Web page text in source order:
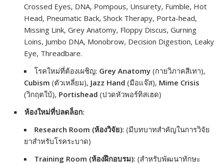
Crossed Eyes, DNA, Pompous, Unsurety, Fumble, Hot
Head, Pneumatic Back, Shock Therapy, Porta-head,
Missing Link, Grey Anatomy, Floppy Discus, Gurning
Loins, Jumbo DNA, Monobrow, Decision Digestion, Leaky
Eye, Threadbare.
โรคใหม่ที่ต้องเผชิญ: Grey Anatomy (กายวิภาคสีเทา),
Cubism (ตัวเหลี่ยม), Jazz Hand (มือแจ๊ส), Mime Crisis
(วิกฤตใบ้), Portishead (ปวดหัวพอร์ทิสเฮด)
ห้องใหม่ที่ปลดล็อก:
Research Room (ห้องวิจัย): (มีบทบาทสำคัญในการวิจัย
ยาสำหรับโรคระบาด)
Training Room (ห้องฝึกอบรม): (สำหรับพัฒนาทักษะ